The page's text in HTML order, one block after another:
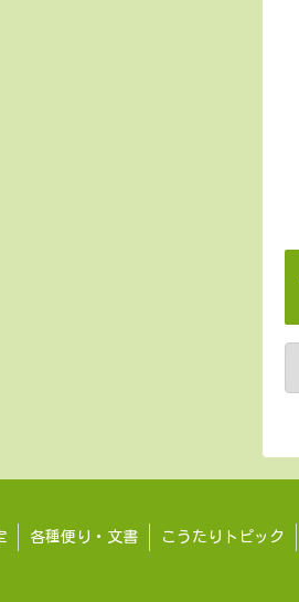
各種便り・文書 こうたりトピック